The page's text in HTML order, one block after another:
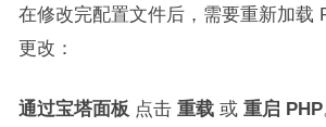
在修改完配置文件后，需要重新加载
更改：
通过宝塔面板 点击 重载或 重启 PHP